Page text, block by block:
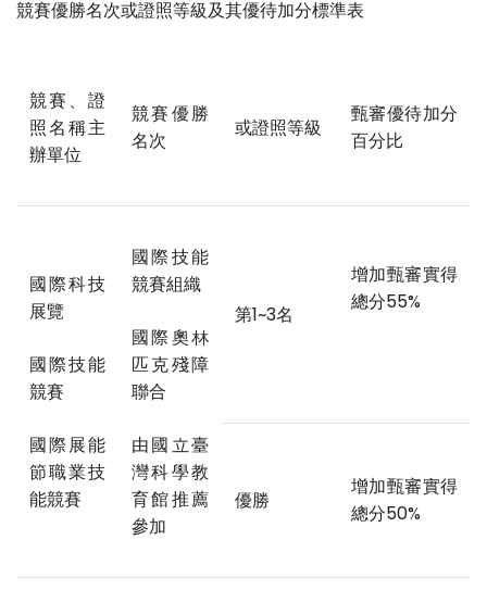
競賽優勝名次或證照等級及其優待加分標準表
競賽、證
照名稱主
辦單位
競賽優勝
名次
或證照等級
甄審優待加分
百分比
國際科技
展覽
國際技能
競賽
國際展能
節職業技
能競賽
國際技能
競賽組織
國際奧林
匹克殘障
聯合
由國立臺
灣科學教
育館推薦
參加
第1~3名
增加甄審實得
總分55%
優勝
增加甄審實得
總分50%